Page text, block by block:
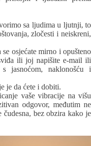
sa ljudima u ljutnji, to
zločesti i neiskreni,
osjećate mirno i opušteno
ili joj napišite e-mail ili
jasnoćom, naklonošću i
je da ćete i dobiti.
vaše vibracije na višu
odgovor, međutim ne
bez obzira kako je